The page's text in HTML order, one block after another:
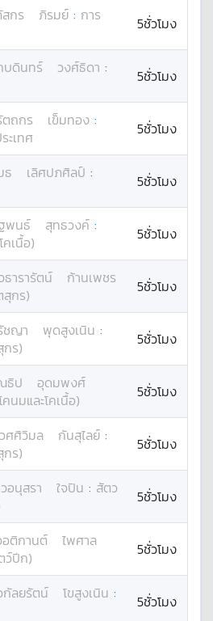
กร ภิรมย์ : การ
5ชั่วโมง
บดินทร์ วงศ์ธิดา :
5ชั่วโมง
ถกร เข็มทอง :
ะเทศ
5ชั่วโมง
ธ เลิศปภศิลป์ :
5ชั่วโมง
พนธ์ สุทธวงค์ :
เนื้อ)
5ชั่วโมง
ธารารัตน์
ก้านเพชร
กร) 5ชั่วโมง
ชญา พุดสูงเนิน :
ร)
5ชั่วโมง
ธิป
อุดมพงศ์
นมและโคเนื้อ) 5ชั่วโมง
ศศิวิมล กันสุไลย์ :
ร)
5ชั่วโมง
อนุสรา ใจปิน : สัตว
5ชั่วโมง
อติกานต์
ไพศาล
ว์ปีก) 5ชั่วโมง
กัลยรัตน์ โขสูงเนิน :
5ชั่วโมง